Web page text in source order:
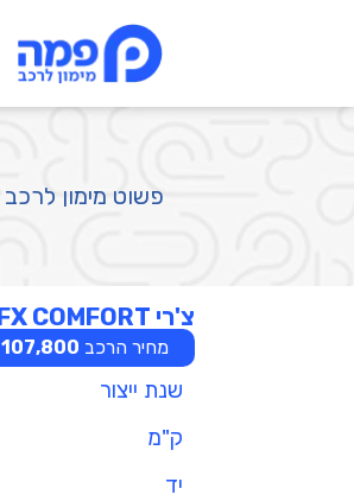
פשוט מימון לרכב
צ'רי FX COMFORT
מחיר הרכב 107,800 ₪
שנת ייצור
ק"מ
יד